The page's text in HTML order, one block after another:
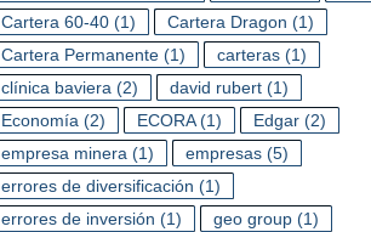
Cartera 60-40 (1) Cartera Dragon (1)
Cartera Permanente (1) carteras (1)
clínica baviera (2) david rubert (1)
Economía (2) ECORA(1) Edgar (2)
empresa minera (1) empresas (5)
errores de diversificación (1)
errores de inversión (1) geo group (1)